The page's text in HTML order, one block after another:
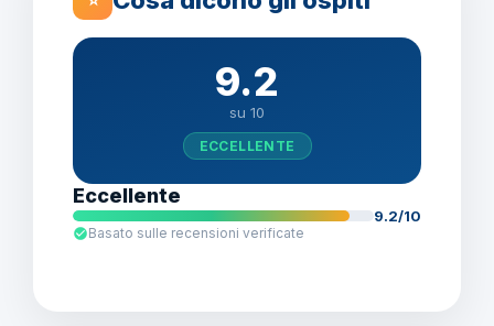
9.2
su 10
ECCELLENTE
Eccellente
9.2/10
Basato sulle recensioni verificate